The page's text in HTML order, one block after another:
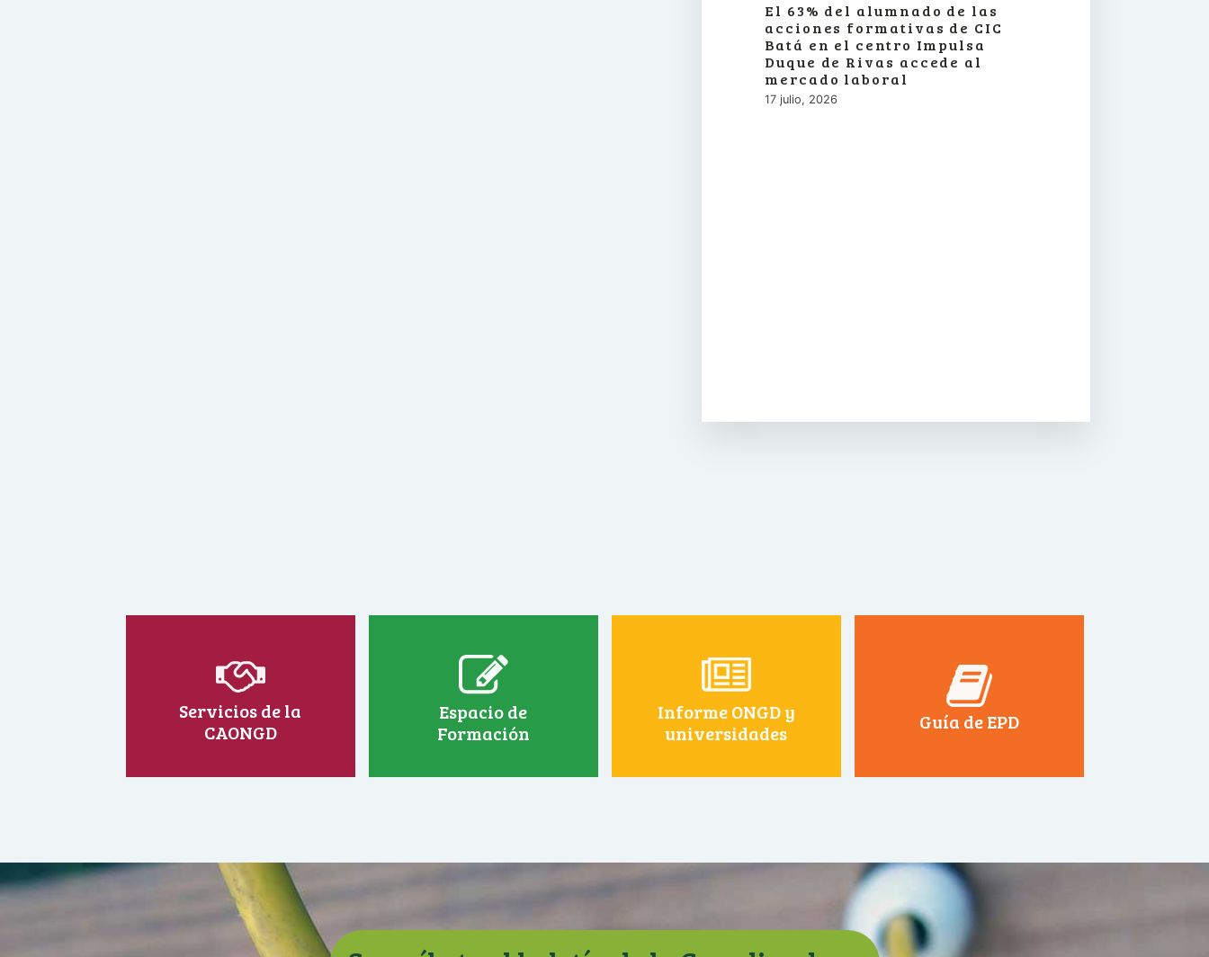
El 63% del alumnado de las
acciones formativas de CIC
Batá en el centro Impulsa
Duque de Rivas accede al
mercado laboral
17 julio, 2026
Servicios de la
CAONGD
Espacio de
Formación
Informe ONGD y
universidades
Guía de EPD